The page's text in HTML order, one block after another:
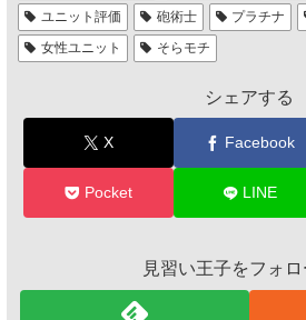
ユニット評価
砲術士 プラチナ
女性ユニット
そらモチ
シェアする
X Facebook
Pocket LINE
見習い王子をフォロ